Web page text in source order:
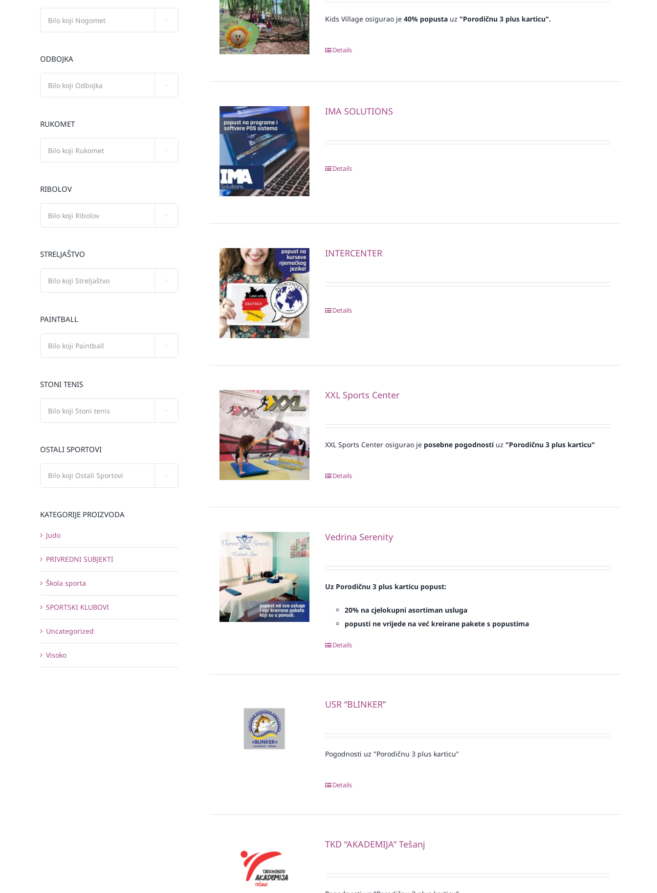
Kids Village osigurao je40% popustauz "Porodičnu 3 plus karticu".
Details
IMA SOLUTIONS
Details
INTERCENTER
Details
XXL Sports Center
XXL Sports Center osigurao je posebne pogodnostiuz "Porodičnu 3 plus karticu"
Details
Vedrina Serenity
Uz Porodičnu 3 plus karticu popust:
20% na cjelokupni asortiman usluga
popusti ne vrijede na već kreirane pakete s popustima
Details
USR “BLINKER”
Pogodnosti uz "Porodičnu 3 plus karticu"
Details
TKD “AKADEMIJA” Tešanj
ODBOJKA
RUKOMET
RIBOLOV
STRELJAŠTVO
PAINTBALL
STONI TENIS
OSTALI SPORTOVI
KATEGORIJE PROIZVODA
Judo
PRIVREDNI SUBJEKTI
Škola sporta
SPORTSKI KLUBOVI
Uncategorized
Visoko